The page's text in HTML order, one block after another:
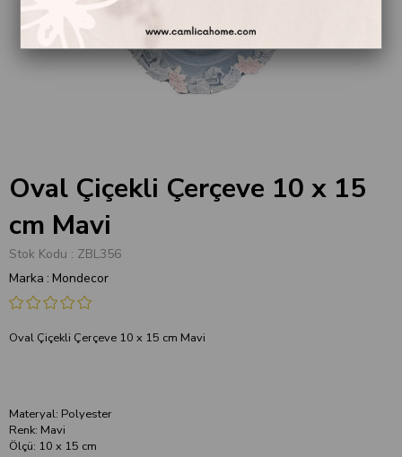
Oval Çiçekli Çerçeve 10 x 15
cm Mavi
Stok Kodu
ZBL356
Marka : Mondecor
Oval Çiçekli Çerçeve 10 x 15 cm Mavi
Materyal: Polyester
Renk: Mavi
Ölçü: 10 x 15 cm